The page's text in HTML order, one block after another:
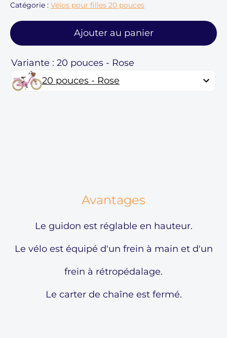
Catégorie : Vélos pour filles 20 pouces
Ajouter au panier
Variante : 20 pouces - Rose
20 pouces - Rose
Avantages
Le guidon est réglable en hauteur.
Le vélo est équipé d'un frein à main et d'un
frein à rétropédalage.
Le carter de chaîne est fermé.